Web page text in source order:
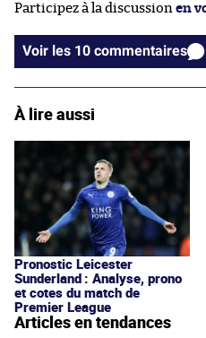
Participez à la discussion en
Voir les 10 commentaires
À lire aussi
Pronostic Leicester
Sunderland : Analyse, prono
et cotes du match de
Premier League
Articles en tendances